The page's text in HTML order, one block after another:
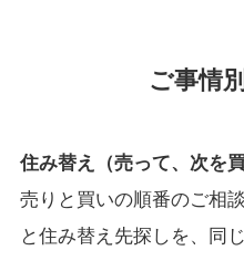
ご事情
住み替え（売って、次を買
売りと買いの順番のご相
と住み替え先探しを、同